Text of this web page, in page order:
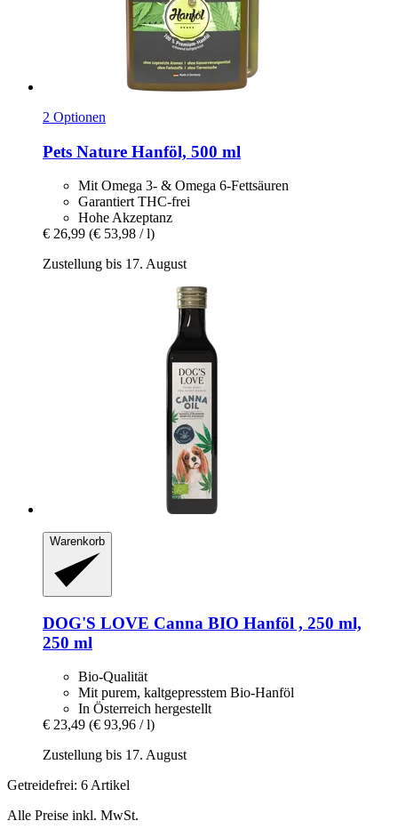
2 Optionen
Pets Nature Hanföl, 500 ml
Mit Omega 3- & Omega 6-Fettsäuren
Garantiert THC-frei
Hohe Akzeptanz
€ 26,99 (€ 53,98 / l)
Zustellung bis 17. August
Warenkorb
DOG'S LOVE Canna BIO Hanföl , 250 ml,
250 ml
Bio-Qualität
Mit purem, kaltgepresstem Bio-Hanföl
In Österreich hergestellt
€ 23,49 (€ 93,96 / l)
Zustellung bis 17. August
Getreidefrei: 6 Artikel
Alle Preise inkl. MwSt.